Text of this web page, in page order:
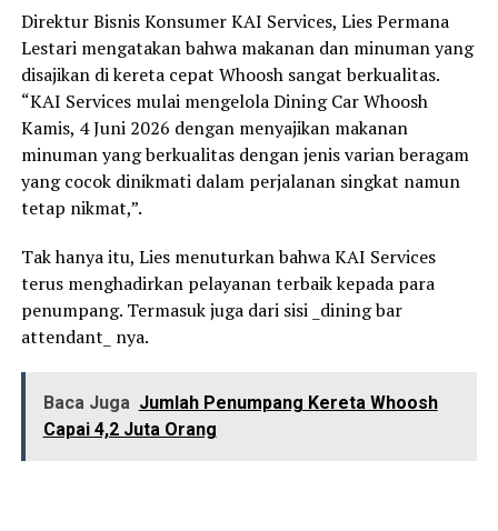
Direktur Bisnis Konsumer KAI Services, Lies Permana
Lestari mengatakan bahwa makanan dan minuman yang
disajikan di kereta cepat Whoosh sangat berkualitas.
“KAI Services mulai mengelola Dining Car Whoosh
Kamis, 4 Juni 2026 dengan menyajikan makanan
minuman yang berkualitas dengan jenis varian beragam
yang cocok dinikmati dalam perjalanan singkat namun
tetap nikmat,”.
Tak hanya itu, Lies menuturkan bahwa KAI Services
terus menghadirkan pelayanan terbaik kepada para
penumpang. Termasuk juga dari sisi _dining bar
attendant_ nya.
Baca Juga Jumlah Penumpang Kereta Whoosh
Capai 4,2 Juta Orang